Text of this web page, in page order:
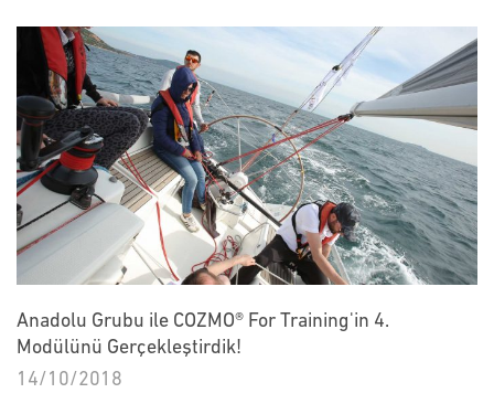
Anadolu Grubu ile COZMO® For Training'in 4.
Modülünü Gerçekleştirdik!
14/10/2018